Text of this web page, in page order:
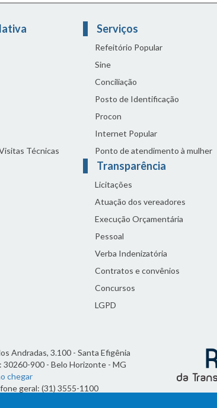
Técnicas
Serviços
Refeitório Popular
Sine
Conciliação
Posto de Identificação
Procon
Internet Popular
Ponto de atendimento à mulher
Transparência
Licitações
Atuação dos vereadores
Execução Orçamentária
Pessoal
Verba Indenizatória
Contratos e convênios
Concursos
LGPD
Andradas, 3.100 - Santa Efigênia
30260-900 - Belo Horizonte - MG
chegar
geral: (31) 3555-1100